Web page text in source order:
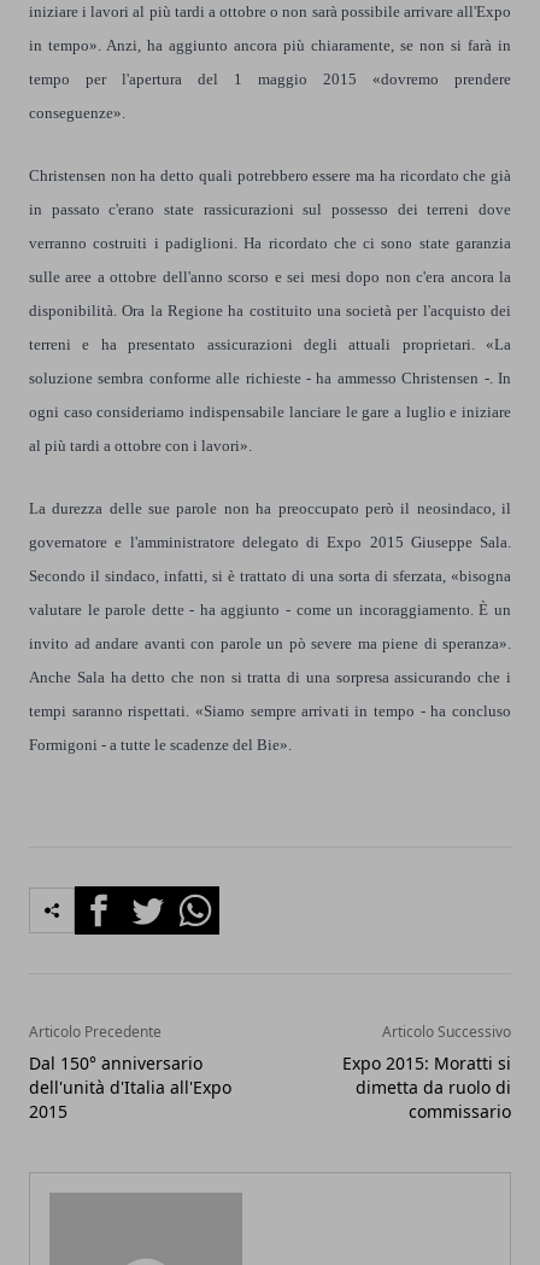
iniziare i lavori al più tardi a ottobre o non sarà possibile arrivare all'Expo
in tempo». Anzi, ha aggiunto ancora più chiaramente, se non si farà in
tempo per l'apertura del 1 maggio 2015 «dovremo prendere
conseguenze».
Christensen non ha detto quali potrebbero essere ma ha ricordato che già
in passato c'erano state rassicurazioni sul possesso dei terreni dove
verranno costruiti i padiglioni. Ha ricordato che ci sono state garanzia
sulle aree a ottobre dell'anno scorso e sei mesi dopo non c'era ancora la
disponibilità. Ora la Regione ha costituito una società per l'acquisto dei
terreni e ha presentato assicurazioni degli attuali proprietari. «La
soluzione sembra conforme alle richieste - ha ammesso Christensen -. In
ogni caso consideriamo indispensabile lanciare le gare a luglio e iniziare
al più tardi a ottobre con i lavori».
La durezza delle sue parole non ha preoccupato però il neosindaco, il
governatore e l'amministratore delegato di Expo 2015 Giuseppe Sala.
Secondo il sindaco, infatti, si è trattato di una sorta di sferzata, «bisogna
valutare le parole dette - ha aggiunto - come un incoraggiamento. È un
invito ad andare avanti con parole un pò severe ma piene di speranza».
Anche Sala ha detto che non si tratta di una sorpresa assicurando che i
tempi saranno rispettati. «Siamo sempre arrivati in tempo - ha concluso
Formigoni - a tutte le scadenze del Bie».
FacebookTwitterWhatsapp
Articolo Precedente
Dal 150° anniversario
dell'unità d'Italia all'Expo
2015
Articolo Successivo
Expo 2015: Moratti si
dimetta da ruolo di
commissario